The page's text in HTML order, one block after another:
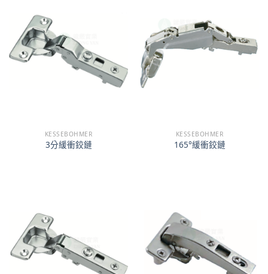
KESSEBOHMER
3分緩衝鉸鏈
KESSEBOHMER
165°緩衝鉸鏈